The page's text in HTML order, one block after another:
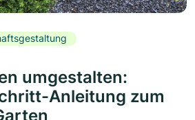
umgestalten:
Anleitung zum